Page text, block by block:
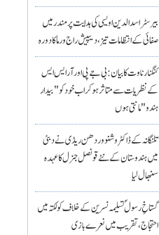
بیرسٹر اسدالدین اویسی کی ہدایت پر مندر میں
صفائی کے انتظامات تیز، دیپیش راج ورما کا دورہ
کنگنا رناوت کا بیان: بی جے پی اور آر ایس ایس
کے نظریات سے متاثر ہو کر اب خود کو "بیدار
ہندو" مانتی ہوں
تلنگانہ کے ڈاکٹر وشنو وردھن ریڈی نے دبئی
میں ہندوستان کے نئے قونصل جنرل کا عہدہ
سنبھال لیا
گستاخِ رسولؐ تسلیمہ نسرین کے خلاف کولکتہ میں
احتجاج، تقریب میں نعرے بازی